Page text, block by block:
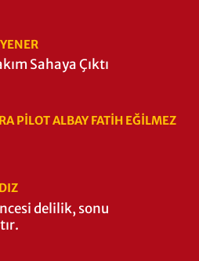
Sahaya Çıktı
PILOT ALBAY FATIH EĞİLMEZ
delilik, sonu